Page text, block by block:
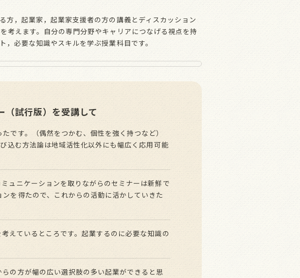
方，起業家，起業家支援者の方の講義とディスカッション
考えます。自分の専門分野やキャリアにつなげる視点を持
必要な知識やスキルを学ぶ授業科目です。
（試行版）を受講して
です。（偶然をつかむ、個性を強く持つなど）
込む方法論は地域活性化以外にも幅広く応用可能
ュニケーションを取りながらのセミナーは新鮮で
を得たので、これからの活動に活かしていきた
えているところです。起業するのに必要な知識の
の方が幅の広い選択肢の多い起業ができると思